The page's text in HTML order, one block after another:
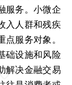
服务。小微企
入人群和残疾
服务对象。
础设施和风险
解决金融交易